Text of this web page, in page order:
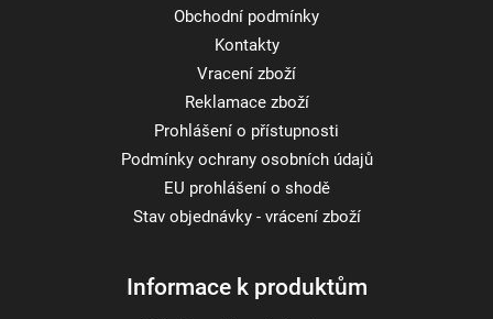
Obchodní podmínky
Kontakty
Vracení zboží
Reklamace zboží
Prohlášení o přístupnosti
Podmínky ochrany osobních údajů
EU prohlášení o shodě
Stav objednávky - vrácení zboží
Informace k produktům